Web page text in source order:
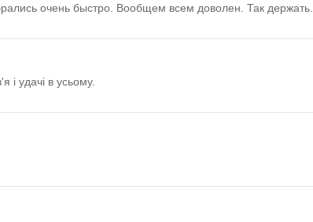
очень быстро. Вообщем всем доволен. Так держать.
і удачі в усьому.